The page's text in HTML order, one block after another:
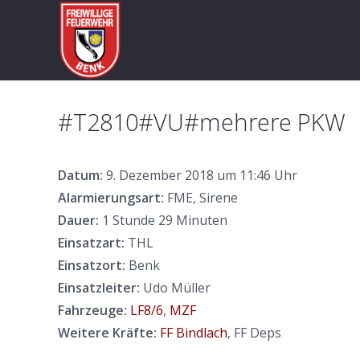
#T2810#VU#mehrere PKW
Datum: 9. Dezember 2018 um 11:46 Uhr
Alarmierungsart: FME, Sirene
Dauer: 1 Stunde 29 Minuten
Einsatzart: THL
Einsatzort: Benk
Einsatzleiter: Udo Müller
Fahrzeuge: LF8/6, MZF
Weitere Kräfte: FF Bindlach, FF Deps